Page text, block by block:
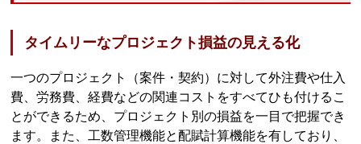
タイムリーなプロジェクト損益の見える化
一つのプロジェクト（案件・契約）に対して外注費や仕入
費、労務費、経費などの関連コストをすべてひも付けるこ
とができるため、プロジェクト別の損益を一目で把握でき
ます。また、工数管理機能と配賦計算機能を有しており、